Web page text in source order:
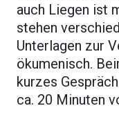
auch Liegen ist
stehen
Unterlagen zur
ökumenisch.
kurzes
ca. 20 Minuten